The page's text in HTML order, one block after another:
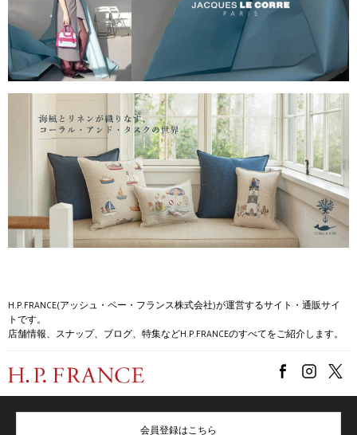
H.P.FRANCE(アッシュ・ペー・フランス株式会社)が運営するサイト・通販サイ
トです。
店舗情報、スナップ、ブログ、特集などH.P.FRANCEのすべてをご紹介します。
会員登録はこちら